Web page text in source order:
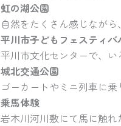
虹の湖公園
自然をたくさん感じなが
平川市子どもフェスティバ
平川市文化センターで、い
城北交通公園
ゴーカートやミニ列車に
乗馬体験
岩木川河川敷にて馬に触れ